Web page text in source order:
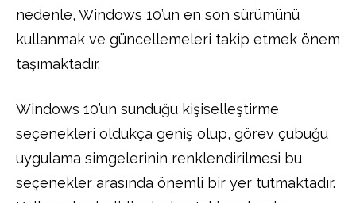
nedenle, Windows 10’un en son sürümünü
kullanmak ve güncellemeleri takip etmek önem
taşımaktadır.
Windows 10’un sunduğu kişiselleştirme
seçenekleri oldukça geniş olup, görev çubuğu
uygulama simgelerinin renklendirilmesi bu
seçenekler arasında önemli bir yer tutmaktadır.